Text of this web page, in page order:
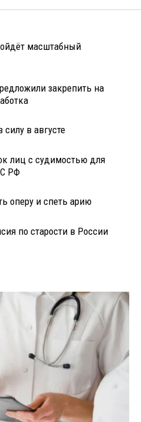
масштабный
закрепить на
в августе
лиц с судимостью для
РФ
оперу и спеть арию
по старости в России